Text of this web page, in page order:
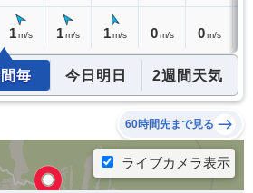
1 m/s 1 m/s 1 m/s 0 m/s 0 m/s
毎 今日明日 2週間天気
60時間先まで見る